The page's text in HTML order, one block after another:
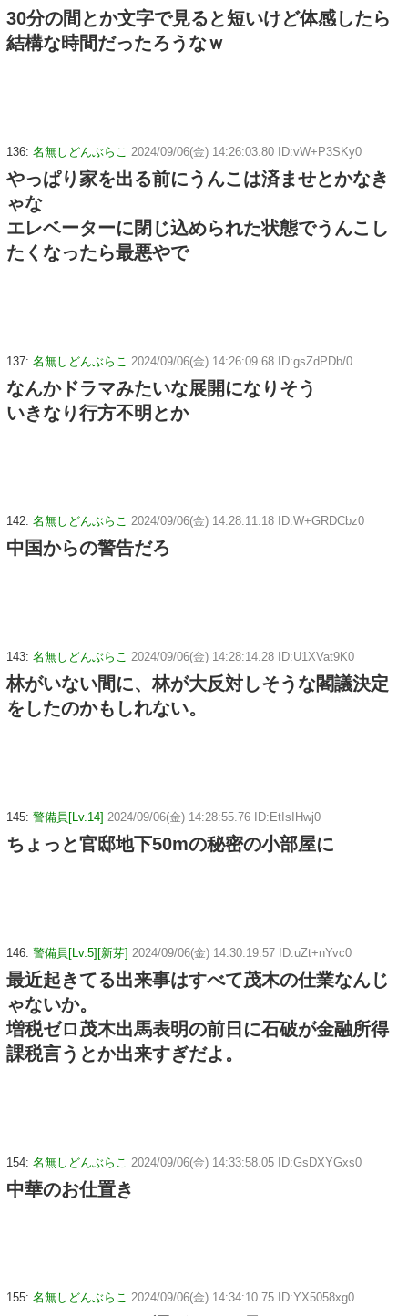
30分の間とか文字で見ると短いけど体感したら
結構な時間だったろうなｗ
136: 名無しどんぶらこ 2024/09/06(金) 14:26:03.80 ID:vW+P3SKy0
やっぱり家を出る前にうんこは済ませとかなき
ゃな
エレベーターに閉じ込められた状態でうんこし
たくなったら最悪やで
137: 名無しどんぶらこ 2024/09/06(金) 14:26:09.68 ID:gsZdPDb/0
なんかドラマみたいな展開になりそう
いきなり行方不明とか
142: 名無しどんぶらこ 2024/09/06(金) 14:28:11.18 ID:W+GRDCbz0
中国からの警告だろ
143: 名無しどんぶらこ 2024/09/06(金) 14:28:14.28 ID:U1XVat9K0
林がいない間に、林が大反対しそうな閣議決定
をしたのかもしれない。
145: 警備員[Lv.14] 2024/09/06(金) 14:28:55.76 ID:EtIsIHwj0
ちょっと官邸地下50mの秘密の小部屋に
146: 警備員[Lv.5][新芽] 2024/09/06(金) 14:30:19.57 ID:uZt+nYvc0
最近起きてる出来事はすべて茂木の仕業なんじ
ゃないか。
増税ゼロ茂木出馬表明の前日に石破が金融所得
課税言うとか出来すぎだよ。
154: 名無しどんぶらこ 2024/09/06(金) 14:33:58.05 ID:GsDXYGxs0
中華のお仕置き
155: 名無しどんぶらこ 2024/09/06(金) 14:34:10.75 ID:YX5058xg0